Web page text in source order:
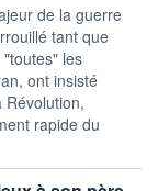
de la guerre
tant que
les
ont insisté
Révolution,
rapide du